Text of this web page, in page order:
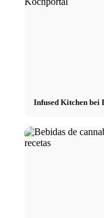
Infused Kitchen bei